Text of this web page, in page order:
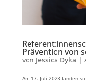
Prävention von
von Jessica Dyka |
Am 17. Juli 2023 fanden